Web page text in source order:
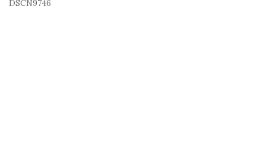
DSCN9746